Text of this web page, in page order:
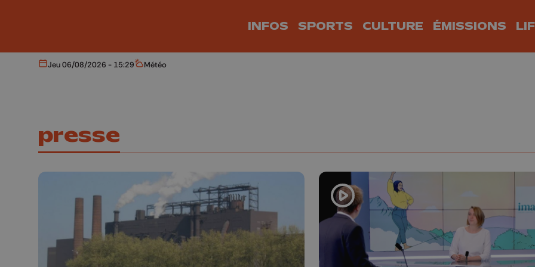
INFOS SPORTS CULTURE ÉMISSIONS
Aujourd'hui
Jeu 06/08/2026 - 15:29 Météo
Météo
presse